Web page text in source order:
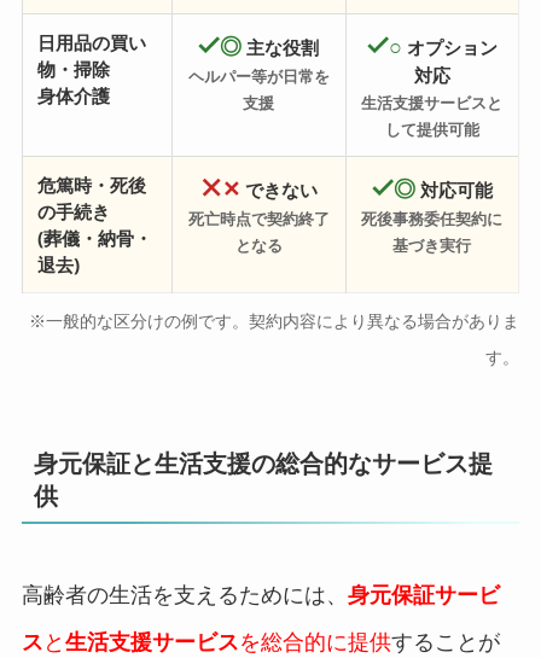
日用品の買い
物・掃除
身体介護
◎ 主な役割
ヘルパー等が日常を
支援
○ オプション
対応
生活支援サービスと
して提供可能
危篤時・死後
の手続き
(葬儀・納骨・
退去)
✕ できない
死亡時点で契約終了
となる
◎対応可能
死後事務委任契約に
基づき実行
※一般的な区分けの例です。契約内容により異なる場合がありま
す。
身元保証と生活支援の総合的なサービス提
供
高齢者の生活を支えるためには、 身元保証サービ
スと生活支援サービスを総合的に提供することが